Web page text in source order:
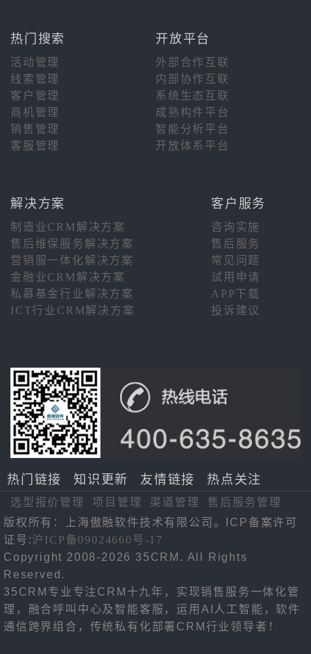
热门搜索 开放平台
活动管理
外部合作互联
线索管理
内部协作互联
客户管理
系统生态互联
商机管理
成熟构件平台
销售管理
智能分析平台
客服管理
开放体系平台
解决方案 客户服务
制造业CRM解决方案
咨询实施
售后维保服务解决方案
售后服务
营销服一体化解决方案
常见问题
金融业CRM解决方案
试用申请
私募基金行业解决方案
APP下载
ICT行业CRM解决方案
投诉建议
热门链接 知识更新 友情链接 热点关注
选型报价管理 项目管理 渠道管理
售后服务管理
版权所有：上海傲融软件技术有限公司。ICP备案许可
证号:沪ICP备09024660号-17
Copyright 2008-2026 35CRM. All Rights
Reserved.
35CRM专业专注CRM十九年，实现销售服务一体化管
理，融合呼叫中心及智能客服，运用AI人工智能，软件
通信跨界组合，传统私有化部署CRM行业领导者！